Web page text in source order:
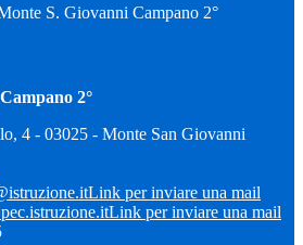
S. Giovanni Campano 2°
2°
4 - 03025 - Monte San Giovanni
Link per inviare una mail
Link per inviare una mail